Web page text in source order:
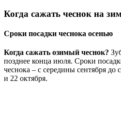
Когда сажать чеснок на
Сроки посадки чеснока осенью
Когда сажать озимый чеснок?
позднее конца июля. Сроки
чеснока – с середины сентября
и 22 октября.